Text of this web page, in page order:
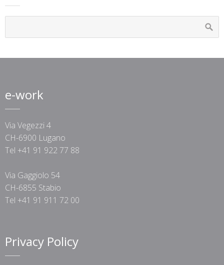
e-work
Via Vegezzi 4
CH-6900 Lugano
Tel +41 91 922 77 88
Via Gaggiolo 54
CH-6855 Stabio
Tel +41 91 911 72 00
Privacy Policy